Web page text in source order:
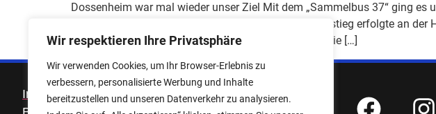
Wir respektieren Ihre Privatsphäre
Wir verwenden Cookies, um Ihr Browser-Erlebnis zu
verbessern, personalisierte Werbung und Inhalte
bereitzustellen und unseren Datenverkehr zu analysieren.
Dossenheim war mal wieder unser Ziel Mit dem „Sammelbus 37“ ging
am heutigen Tag, mit 14 Personen, komplett. Der Ausstieg erfolgte an
Höhepunkt war die Hinterlassenschaft der Nilgänse, die […]
ImpressumDatenschutzerklärung